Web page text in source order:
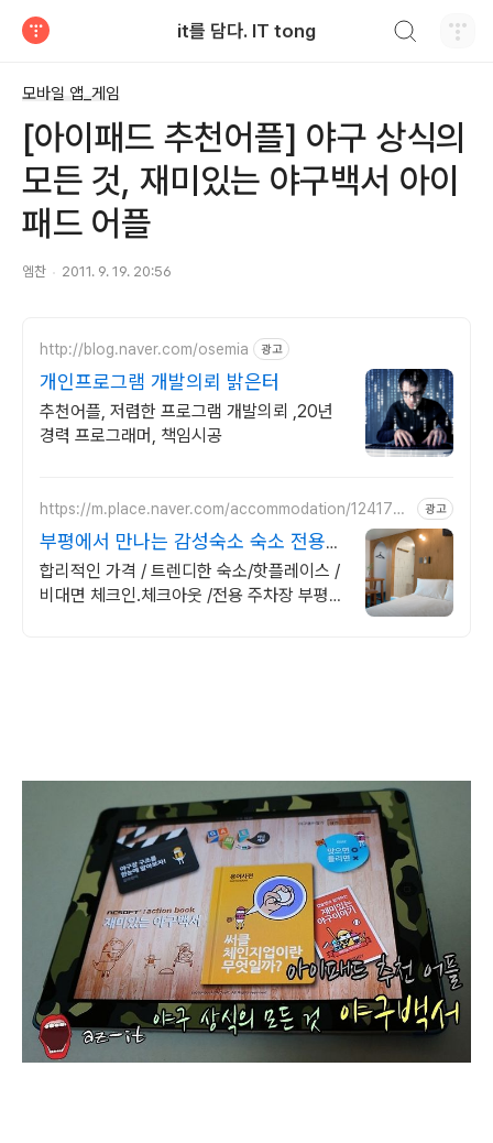
it를 담다. IT tong
모바일 앱_게임
[아이패드 추천어플] 야구 상식의
모든 것, 재미있는 야구백서 아이
패드 어플
엠찬 2011. 9. 19. 20:56
http://blog.naver.com/osemia 광고
개인프로그램 개발의뢰 밝은터
추천어플, 저렴한 프로그램 개발의뢰 ,20년
경력 프로그래머, 책임시공
https://m.place.naver.com/accommodation/1241756
광고
부평에서 만나는 감성숙소 숙소 전용
주차장 완비
합리적인 가격 / 트렌디한 숙소/핫플레이스 /
비대면 체크인.체크아웃 /전용 주차장 부평